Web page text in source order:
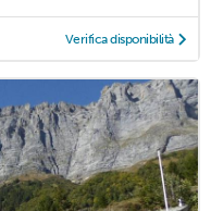
Verifica disponibilità